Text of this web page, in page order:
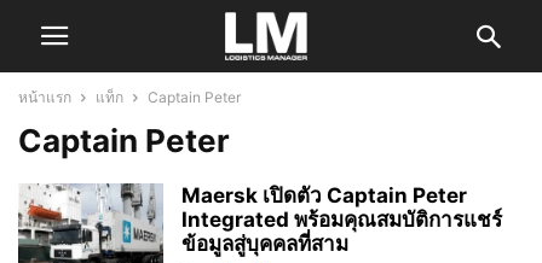
หน้าแรก แท็ก Captain Peter
Captain Peter
Maersk เปิดตัว Captain Peter
Integrated พร้อมคุณสมบัติการแชร์
ข้อมูลสู่บุคคลที่สาม